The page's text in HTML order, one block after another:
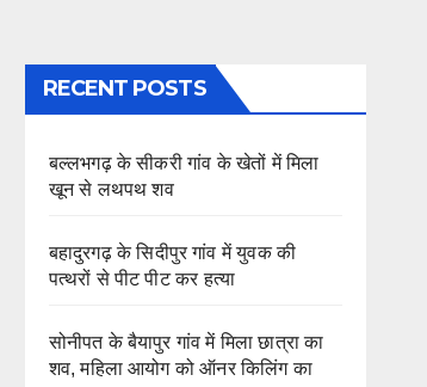
RECENT POSTS
बल्लभगढ़ के सीकरी गांव के खेतों में मिला
खून से लथपथ शव
बहादुरगढ़ के सिदीपुर गांव में युवक की
पत्थरों से पीट पीट कर हत्या
सोनीपत के बैयापुर गांव में मिला छात्रा का
शव, महिला आयोग को ऑनर किलिंग का